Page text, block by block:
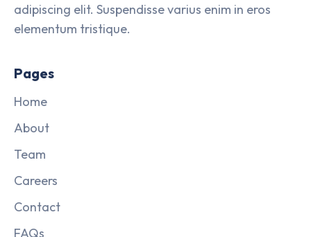
adipiscing elit. Suspendisse varius enim in eros
elementum tristique.
Pages
Home
About
Team
Careers
Contact
FAQs